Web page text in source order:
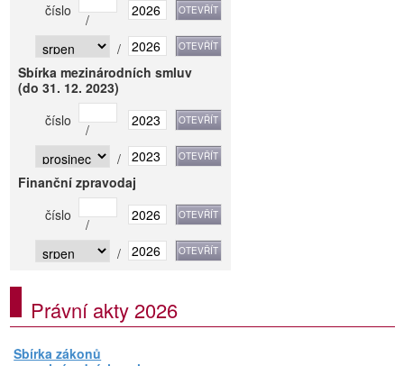
číslo
/
/
Sbírka mezinárodních smluv
(do 31. 12. 2023)
číslo
/
/
Finanční zpravodaj
číslo
/
/
Právní akty 2026
Sbírka zákonů